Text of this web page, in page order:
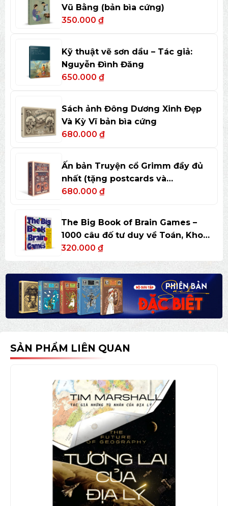
Vũ Bằng (bản bìa cứng)
350.000 ₫
Kỹ thuật vẽ sơn dầu – Tác giả:
Nguyễn Đình Đăng
650.000 ₫
Sách ảnh Đông Dương Xinh Đẹp
Và Kỳ Vĩ bản bìa cứng
680.000 ₫
Ấn bản Truyện cổ Grimm đầy đủ
nhất (tặng postcards và
bookmark)
680.000 ₫
The Big Book of Brain Games –
1000 câu đố tư duy về Toán, Khoa
học và Nghệ thuật
320.000 ₫
SẢN PHẨM LIÊN QUAN